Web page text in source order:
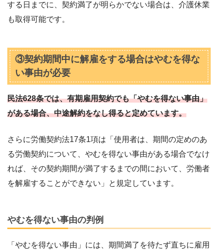
する日までに、契約満了が明らかでない場合は、介護休業
も取得可能です。
③契約期間中に解雇をする場合はやむを得な
い事由が必要
民法628条では、有期雇用契約でも「やむを得ない事由」
がある場合、中途解約をなし得ると定めています。
さらに労働契約法17条1項は「使用者は、期間の定めのあ
る労働契約について、やむを得ない事由がある場合でなけ
れば、その契約期間が満了するまでの間において、労働者
を解雇することができない」と規定しています。
やむを得ない事由の判例
「やむを得ない事由」には、期間満了を待たず直ちに雇用